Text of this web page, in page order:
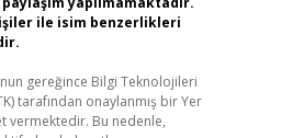
ile isim benzerlikleri
gereğince Bilgi Teknolojileri
tarafından onaylanmış bir Yer
vermektedir. Bu nedenle,